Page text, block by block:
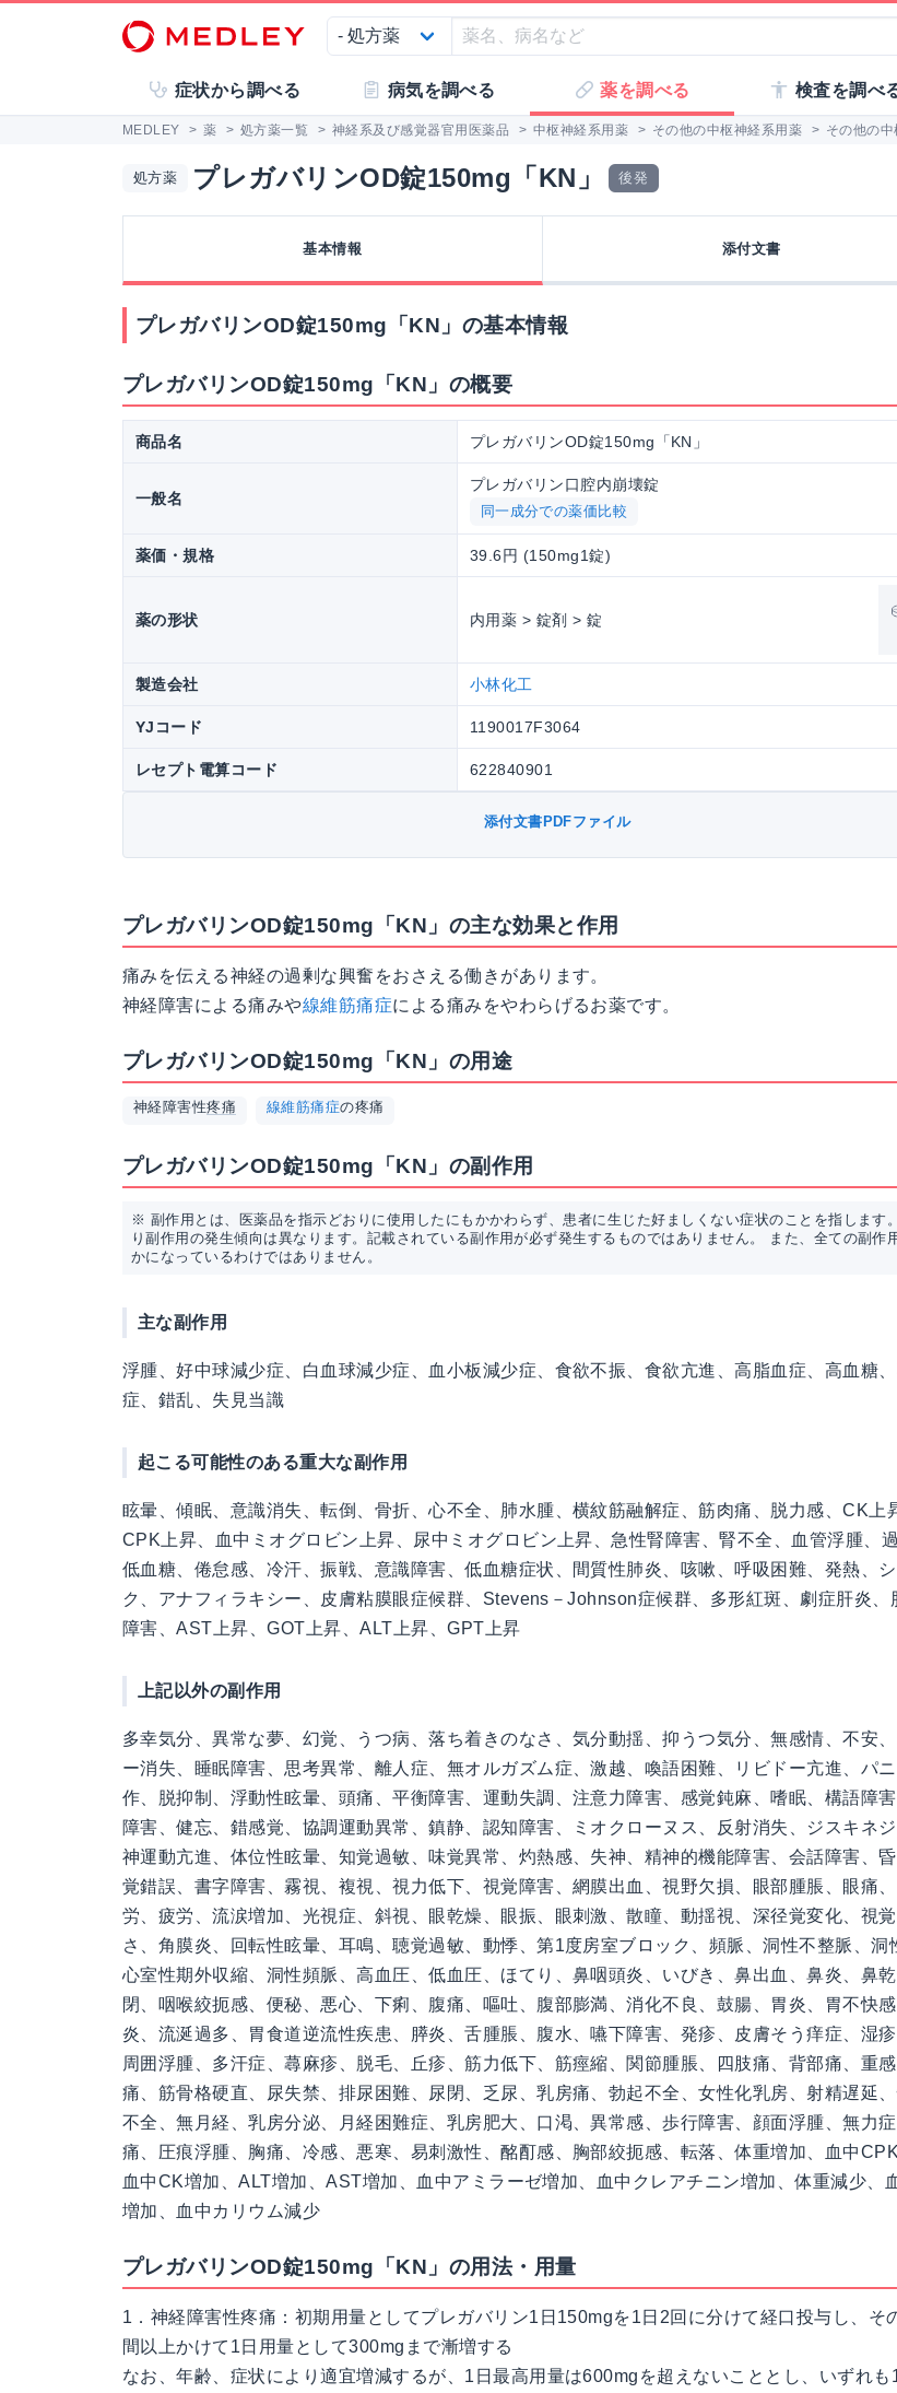
症状から調べる 病気を調べる 薬を調べる 検査を調べ
MEDLEY > 薬 > 処方薬一覧 > 神経系及び感覚器官用医薬品 > 中枢神経系用薬 > その他の中枢神経系用薬 > その他の
処方薬 プレガバリンOD錠150mg「KN」 後発
基本情報 添付文書
プレガバリンOD錠150mg「KN」の基本情報
プレガバリンOD錠150mg「KN」の概要
商品名 プレガバリンOD錠150mg「KN」
一般名
プレガバリン口腔内崩壊錠
同一成分での薬価比較
薬価・規格 39.6円 (150mg1錠)
薬の形状 内用薬 > 錠剤 > 錠
製造会社 小林化工
YJコード 1190017F3064
レセプト電算コード 622840901
添付文書PDFファイル
プレガバリンOD錠150mg「KN」の主な効果と作用
痛みを伝える神経の過剰な興奮をおさえる働きがあります。
神経障害による痛みや線維筋痛症による痛みをやわらげるお薬です。
プレガバリンOD錠150mg「KN」の用途
神経障害性疼痛 線維筋痛症の疼痛
プレガバリンOD錠150mg「KN」の副作用
※ 副作用とは、医薬品を指示どおりに使用したにもかかわらず、患者に生じた好ましくない症状のことを指します
り副作用の発生傾向は異なります。記載されている副作用が必ず発生するものではありません。 また、全ての副作
かになっているわけではありません。
主な副作用
浮腫、好中球減少症、白血球減少症、血小板減少症、食欲不振、食欲亢進、高脂血症、高血糖
症、錯乱、失見当識
起こる可能性のある重大な副作用
眩暈、傾眠、意識消失、転倒、骨折、心不全、肺水腫、横紋筋融解症、筋肉痛、脱力感、CK上
CPK上昇、血中ミオグロビン上昇、尿中ミオグロビン上昇、急性腎障害、腎不全、血管浮腫、過
低血糖、倦怠感、冷汗、振戦、意識障害、低血糖症状、間質性肺炎、咳嗽、呼吸困難、発熱、
ク、アナフィラキシー、皮膚粘膜眼症候群、Stevens－Johnson症候群、多形紅斑、劇症肝炎、
障害、AST上昇、GOT上昇、ALT上昇、GPT上昇
上記以外の副作用
多幸気分、異常な夢、幻覚、うつ病、落ち着きのなさ、気分動揺、抑うつ気分、無感情、不安
ー消失、睡眠障害、思考異常、離人症、無オルガズム症、激越、喚語困難、リビドー亢進、パ
作、脱抑制、浮動性眩暈、頭痛、平衡障害、運動失調、注意力障害、感覚鈍麻、嗜眠、構語障
障害、健忘、錯感覚、協調運動異常、鎮静、認知障害、ミオクローヌス、反射消失、ジスキネ
神運動亢進、体位性眩暈、知覚過敏、味覚異常、灼熱感、失神、精神的機能障害、会話障害、
覚錯誤、書字障害、霧視、複視、視力低下、視覚障害、網膜出血、視野欠損、眼部腫脹、眼痛
労、疲労、流涙増加、光視症、斜視、眼乾燥、眼振、眼刺激、散瞳、動揺視、深径覚変化、視
さ、角膜炎、回転性眩暈、耳鳴、聴覚過敏、動悸、第1度房室ブロック、頻脈、洞性不整脈、洞
心室性期外収縮、洞性頻脈、高血圧、低血圧、ほてり、鼻咽頭炎、いびき、鼻出血、鼻炎、鼻
閉、咽喉絞扼感、便秘、悪心、下痢、腹痛、嘔吐、腹部膨満、消化不良、鼓腸、胃炎、胃不快
炎、流涎過多、胃食道逆流性疾患、膵炎、舌腫脹、腹水、嚥下障害、発疹、皮膚そう痒症、湿
周囲浮腫、多汗症、蕁麻疹、脱毛、丘疹、筋力低下、筋痙縮、関節腫脹、四肢痛、背部痛、重
痛、筋骨格硬直、尿失禁、排尿困難、尿閉、乏尿、乳房痛、勃起不全、女性化乳房、射精遅延
不全、無月経、乳房分泌、月経困難症、乳房肥大、口渇、異常感、歩行障害、顔面浮腫、無力
痛、圧痕浮腫、胸痛、冷感、悪寒、易刺激性、酩酊感、胸部絞扼感、転落、体重増加、血中CPK
血中CK増加、ALT増加、AST増加、血中アミラーゼ増加、血中クレアチニン増加、体重減少、
増加、血中カリウム減少
プレガバリンOD錠150mg「KN」の用法・用量
1．神経障害性疼痛：初期用量としてプレガバリン1日150mgを1日2回に分けて経口投与し、そ
間以上かけて1日用量として300mgまで漸増する
なお、年齢、症状により適宜増減するが、1日最高用量は600mgを超えないこととし、いずれも